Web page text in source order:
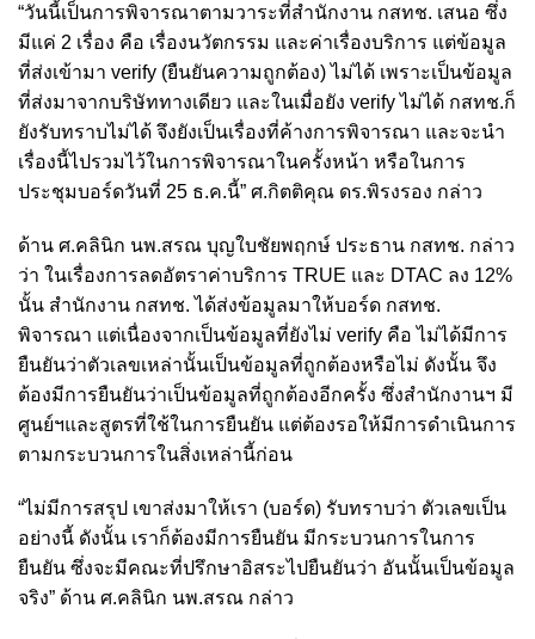
“วันนี้เป็นการพิจารณาตามวาระที่สำนักงาน กสทช. เสนอ ซึ่ง
มีแค่ 2 เรื่อง คือ เรื่องนวัตกรรม และค่าเรื่องบริการ แต่ข้อมูล
ที่ส่งเข้ามา verify (ยืนยันความถูกต้อง) ไม่ได้ เพราะเป็นข้อมูล
ที่ส่งมาจากบริษัททางเดียว และในเมื่อยัง verify ไม่ได้ กสทช.ก็
ยังรับทราบไม่ได้ จึงยังเป็นเรื่องที่ค้างการพิจารณา และจะนำ
เรื่องนี้ไปรวมไว้ในการพิจารณาในครั้งหน้า หรือในการ
ประชุมบอร์ดวันที่ 25 ธ.ค.นี้” ศ.กิตติคุณ ดร.พิรงรอง กล่าว
ด้าน ศ.คลินิก นพ.สรณ บุญใบชัยพฤกษ์ ประธาน กสทช. กล่าว
ว่า ในเรื่องการลดอัตราค่าบริการ TRUE และ DTAC ลง 12%
นั้น สำนักงาน กสทช. ได้ส่งข้อมูลมาให้บอร์ด กสทช.
พิจารณา แต่เนื่องจากเป็นข้อมูลที่ยังไม่ verify คือ ไม่ได้มีการ
ยืนยันว่าตัวเลขเหล่านั้นเป็นข้อมูลที่ถูกต้องหรือไม่ ดังนั้น จึง
ต้องมีการยืนยันว่าเป็นข้อมูลที่ถูกต้องอีกครั้ง ซึ่งสำนักงานฯ มี
ศูนย์ฯและสูตรที่ใช้ในการยืนยัน แต่ต้องรอให้มีการดำเนินการ
ตามกระบวนการในสิ่งเหล่านี้ก่อน
“ไม่มีการสรุป เขาส่งมาให้เรา (บอร์ด) รับทราบว่า ตัวเลขเป็น
อย่างนี้ ดังนั้น เราก็ต้องมีการยืนยัน มีกระบวนการในการ
ยืนยัน ซึ่งจะมีคณะที่ปรึกษาอิสระไปยืนยันว่า อันนั้นเป็นข้อมูล
จริง” ด้าน ศ.คลินิก นพ.สรณ กล่าว